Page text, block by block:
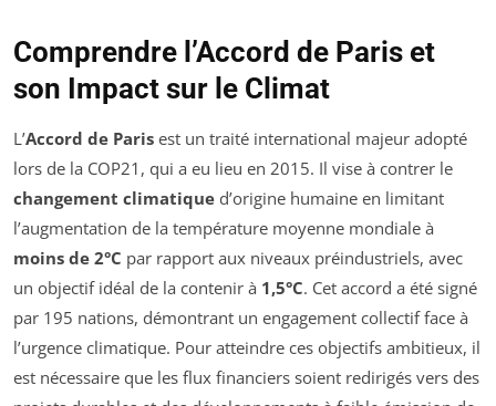
Comprendre l’Accord de Paris et
son Impact sur le Climat
L’Accord de Paris est un traité international majeur adopté
lors de la COP21, qui a eu lieu en 2015. Il vise à contrer le
changement climatique d’origine humaine en limitant
l’augmentation de la température moyenne mondiale à
moins de 2°C par rapport aux niveaux préindustriels, avec
un objectif idéal de la contenir à 1,5°C. Cet accord a été signé
par 195 nations, démontrant un engagement collectif face à
l’urgence climatique. Pour atteindre ces objectifs ambitieux, il
est nécessaire que les flux financiers soient redirigés vers des